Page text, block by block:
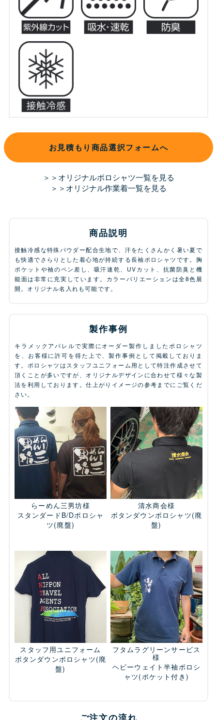
お見積もり商品選択フォームへ
＞＞オリジナルポロシャツ一覧を見る
＞＞オリジナル作業着一覧を見る
商品説明
接触冷感な特殊パウダー配合生地で、汗をたくさんかく暑い夏で
も快適でさらりとした着心地が持続する長袖ポロシャツです。胸
ポケットや袖のペン差し、吸汗速乾、UVカット、抗菌防臭と機
能面は非常に充実しています。カラーバリエーションは全8色展
開。オリジナル名入れも可能です。
製作事例
キラメックアパレルで実際にオーダー製作しましたポロシャツ
を、お客様に許可を得た上で、製作事例として掲載しておりま
す。ポロシャツはスタッフユニフォーム用として特注作成させて
頂くことが多いですが、オリジナルデザインに合わせて様々な製
法を利用しております。仕上がりイメージの参考までにご覧くだ
さい。
らーめん三男坊様
スタンダードB/Dポロシャ
ツ(廃盤)
清水商会様
ボタンダウンポロシャツ(廃
盤)
スタッフ用ユニフォーム
ボタンダウンポロシャツ(廃
盤)
フタムラグリーンサービス
様
ヘビーウェイト半袖ポロシ
ャツ(ポケット付き)
ご注文の流れ